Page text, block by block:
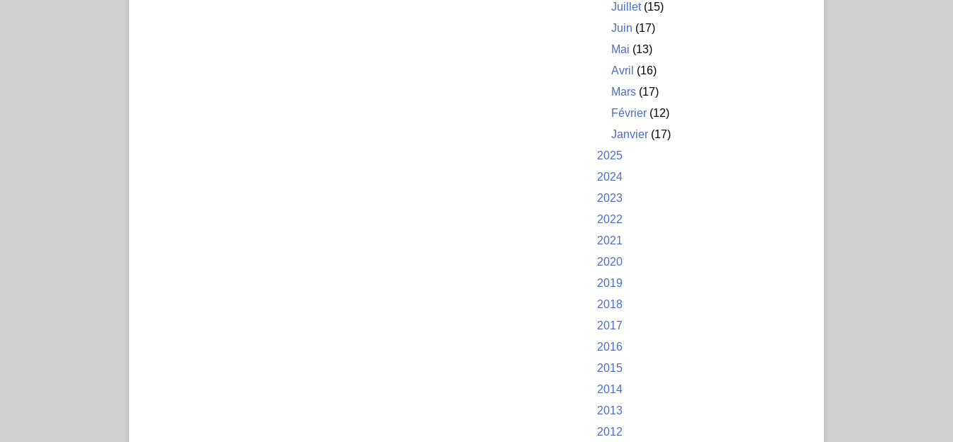
Juillet(15)
Juin (17)
Mai (13)
Avril (16)
Mars (17)
Février (12)
Janvier (17)
2025
2024
2023
2022
2021
2020
2019
2018
2017
2016
2015
2014
2013
2012